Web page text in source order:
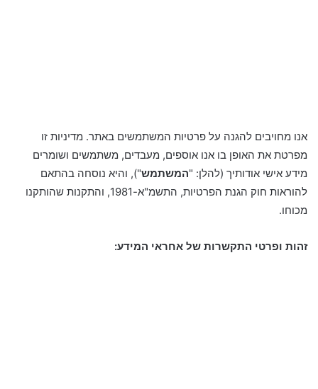
אנו מחויבים להגנה על פרטיות המשתמשים באתר. מדיניות זו
מפרטת את האופן בו אנו אוספים, מעבדים, משתמשים ושומרים
מידע אישי אודותיך (להלן: "המשתמש"), והיא נוסחה בהתאם
להוראות חוק הגנת הפרטיות, התשמ"א-1981, והתקנות שהותקנו
מכוחו.
זהות ופרטי התקשרות של אחראי המידע: